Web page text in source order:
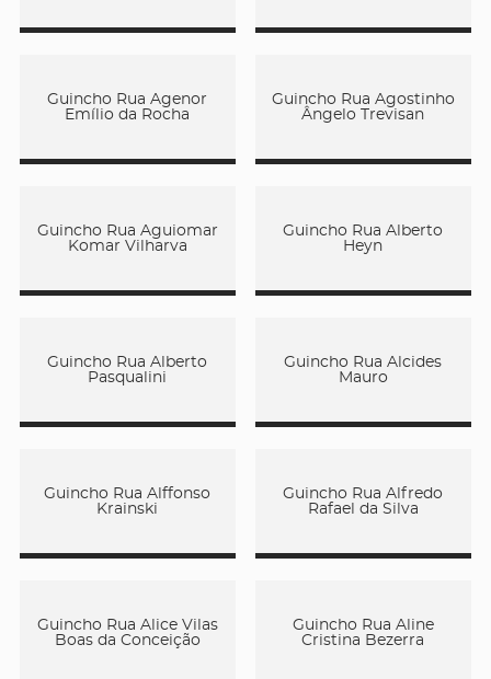
Guincho Rua Agenor
Emílio da Rocha
Guincho Rua Agostinho
Ângelo Trevisan
Guincho Rua Aguiomar
Komar Vilharva
Guincho Rua Alberto
Heyn
Guincho Rua Alberto
Pasqualini
Guincho Rua Alcides
Mauro
Guincho Rua Alffonso
Krainski
Guincho Rua Alfredo
Rafael da Silva
Guincho Rua Alice Vilas
Boas da Conceição
Guincho Rua Aline
Cristina Bezerra